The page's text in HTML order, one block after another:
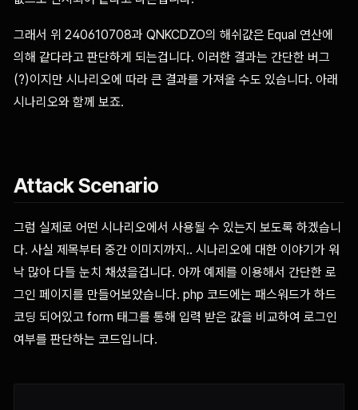
그래서 위 240610708과 QNKCDZO의 해쉬값은 Equal 연산에
의해 같다라고 판단하게 되는겁니다. 이러한 결과는 간단한 버그
(?)이지만 시나리오에 따라 큰 결과를 가져올 수도 있습니다. 아래
시나리오와 함께 보죠.
Attack Scenario
그럼 실제로 어떤 시나리오에서 사용될 수 있는지 보도록 하겠습니
다. 사실 제목부터 중간 이미지까지.. 시나리오에 대한 이야기가 워
낙 많아 다들 눈치 채셨을겁니다. 아까 예제를 이용해서 간단한 로
그인 페이지를 만들어보았습니다. php 코드에는 패스워드가 하드
코딩 되어있고 form 태그를 통해 입력 받은 값을 비교하여 로그인
여부를 판단하는 코드입니다.